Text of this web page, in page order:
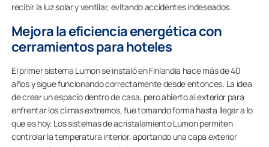
recibir la luz solar y ventilar, evitando accidentes indeseados.
Mejora la eficiencia energética con
cerramientos para hoteles
El primer sistema Lumon se instaló en Finlandia hace más de 40
años y sigue funcionando correctamente desde entonces. La idea
de crear un espacio dentro de casa, pero abierto al exterior para
enfrentar los climas extremos, fue tomando forma hasta llegar a lo
que es hoy. Los sistemas de acristalamiento Lumon permiten
controlar la temperatura interior, aportando una capa exterior